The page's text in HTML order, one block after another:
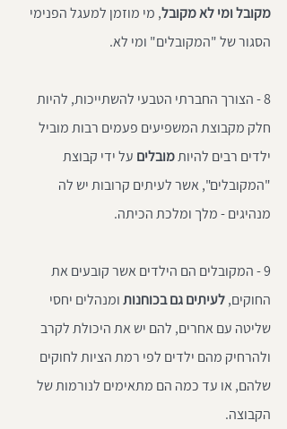
מקובל ומי לא מקובל, מי מוזמן למעגל הפנימי
הסגור של "המקובלים" ומי לא.
8 - הצורך החברתי הטבעי להשתייכות, להיות
חלק מקבוצת המשפיעים פעמים רבות מוביל
ילדים רבים להיות מובלים על ידי קבוצת
"המקובלים", אשר לעיתים קרובות יש לה
מנהיגים - מלך ומלכת הכיתה.
9 - המקובלים הם הילדים אשר קובעים את
החוקים, לעיתים גם בכוחנות ומנהלים יחסי
שליטה עם אחרים, להם יש את היכולת לקרב
ולהרחיק מהם ילדים לפי רמת הציות לחוקים
שלהם, או עד כמה הם מתאימים לנורמות של
הקבוצה.